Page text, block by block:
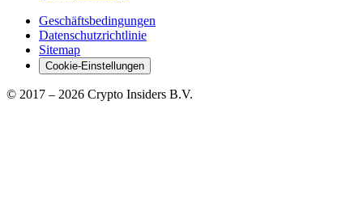
Geschäftsbedingungen
Datenschutzrichtlinie
Sitemap
Cookie-Einstellungen
© 2017 – 2026 Crypto Insiders B.V.